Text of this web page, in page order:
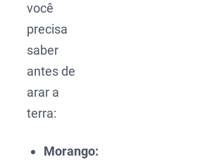
você
precisa
saber
antes de
arar a
terra:
Morango: